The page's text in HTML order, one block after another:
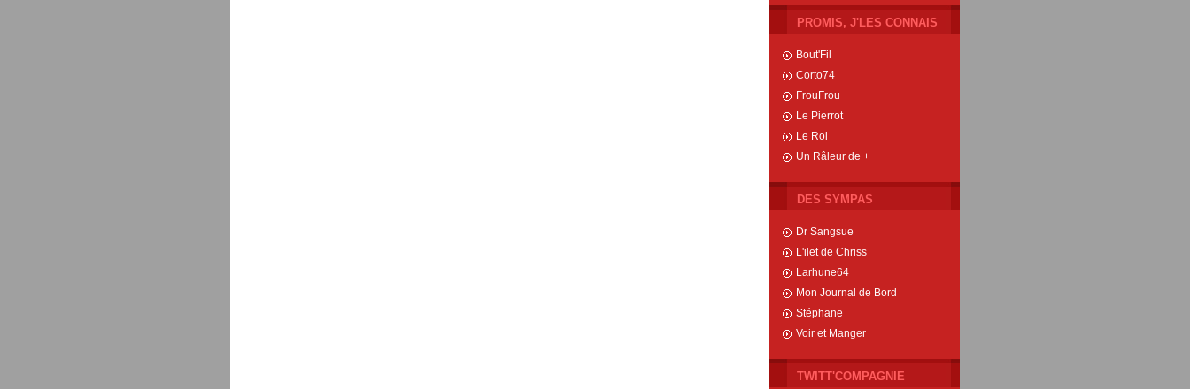
PROMIS, J'LES CONNAIS
Bout'Fil
Corto74
FrouFrou
Le Pierrot
Le Roi
Un Râleur de +
DES SYMPAS
Dr Sangsue
L'ilet de Chriss
Larhune64
Mon Journal de Bord
Stéphane
Voir et Manger
TWITT'COMPAGNIE